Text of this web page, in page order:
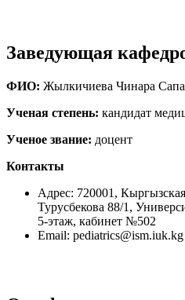
Заведующая
ФИО: Жылкичиева Чинара
Ученая степень: кандидат
Ученое звание: доцент
Контакты
Адрес: 720001,
Турусбекова 88/1,
5-этаж, кабинет №502
Email: pediatrics@ism.iuk.kg